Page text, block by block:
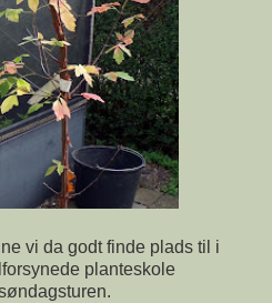
vi da godt finde plads til i
planteskole